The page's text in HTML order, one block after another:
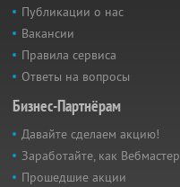
Публикации о нас
Вакансии
Правила сервиса
Ответы на вопросы
Бизнес-Партнёрам
Давайте сделаем акцию!
Заработайте, как Вебмастер
Прошедшие акции